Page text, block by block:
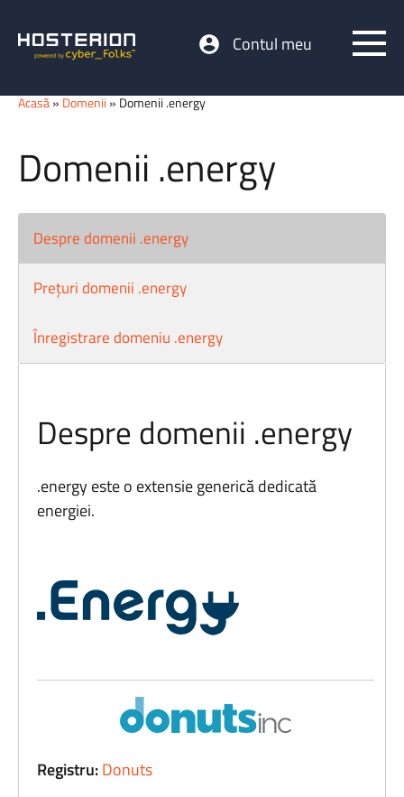
Contul meu
Acasă» Domenii » Domenii .energy
Domenii .energy
Despre domenii .energy
Prețuri domenii .energy
Înregistrare domeniu .energy
Despre domenii .energy
.energy este o extensie generică dedicată
energiei.
Registru:Donuts